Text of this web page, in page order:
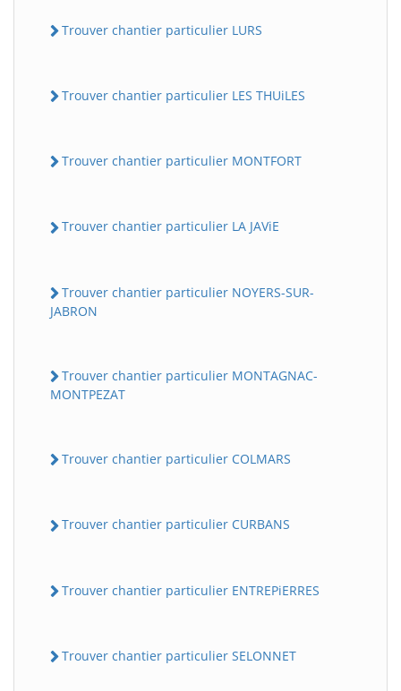
Trouver chantier particulier LURS
Trouver chantier particulier LES THUiLES
Trouver chantier particulier MONTFORT
Trouver chantier particulier LA JAViE
Trouver chantier particulier NOYERS-SUR-
JABRON
Trouver chantier particulier MONTAGNAC-
MONTPEZAT
Trouver chantier particulier COLMARS
Trouver chantier particulier CURBANS
Trouver chantier particulier ENTREPiERRES
Trouver chantier particulier SELONNET